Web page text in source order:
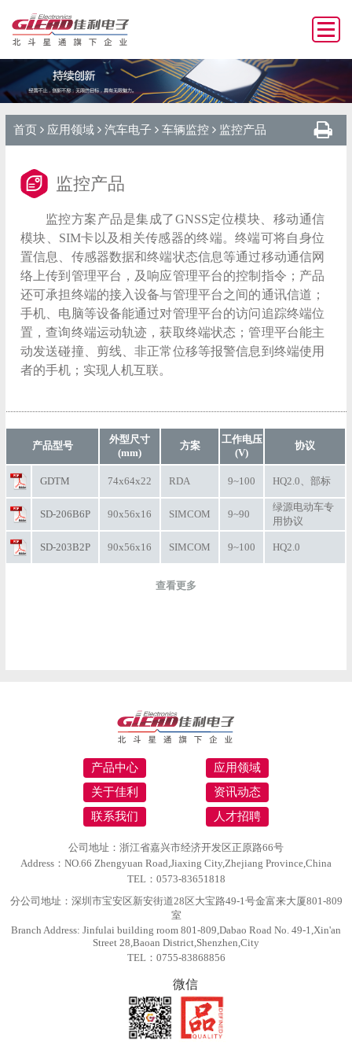
首页 应用领域 汽车电子 车辆监控 监控产品
监控产品
监控方案产品是集成了GNSS定位模块、移动通信
模块、SIM卡以及相关传感器的终端。终端可将自身位
置信息、传感器数据和终端状态信息等通过移动通信网
络上传到管理平台，及响应管理平台的控制指令；产品
还可承担终端的接入设备与管理平台之间的通讯信道；
手机、电脑等设备能通过对管理平台的访问追踪终端位
置，查询终端运动轨迹，获取终端状态；管理平台能主
动发送碰撞、剪线、非正常位移等报警信息到终端使用
者的手机；实现人机互联。
产品型号
外型尺寸
(mm)
方案
工作电压
(V)
协议
GDTM 74x64x22 RDA 9~100 HQ2.0、部标
SD-206B6P 90x56x16 SIMCOM 9~90
绿源电动车专
用协议
SD-203B2P 90x56x16 SIMCOM 9~100 HQ2.0
查看更多
产品中心
应用领域
关于佳利
资讯动态
联系我们
人才招聘
公司地址：浙江省嘉兴市经济开发区正原路66号
Address：NO.66 Zhengyuan Road,Jiaxing City,Zhejiang Province,China
TEL：0573-83651818
分公司地址：深圳市宝安区新安街道28区大宝路49-1号金富来大厦801-809
室
Branch Address: Jinfulai building room 801-809,Dabao Road No. 49-1,Xin'an
Street 28,Baoan District,Shenzhen,City
TEL：0755-83868856
微信